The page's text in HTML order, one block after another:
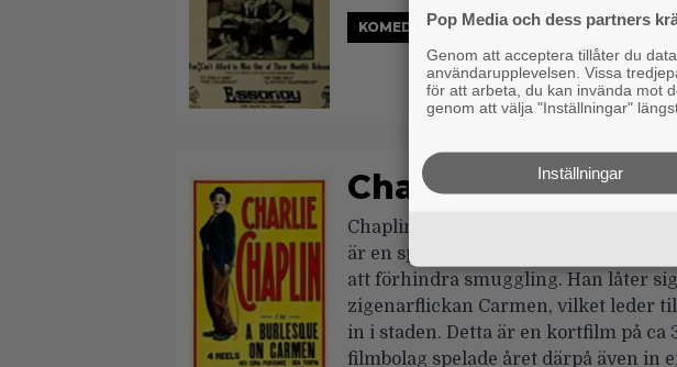
KOMEDI KORTFILM
Chaplin som Don
Chaplins parodi på George Bizets
är en spansk officer som håller vakt
att förhindra smuggling. Han låter
zigenarflickan Carmen, vilket leder
in i staden. Detta är en kortfilm på
filmbolag spelade året därpå även in
Pop Media och dess partners
Genom att acceptera tillåter du
användarupplevelsen. Vissa
för att arbeta, du kan invända mot
genom att välja "Inställningar"
Inställningar